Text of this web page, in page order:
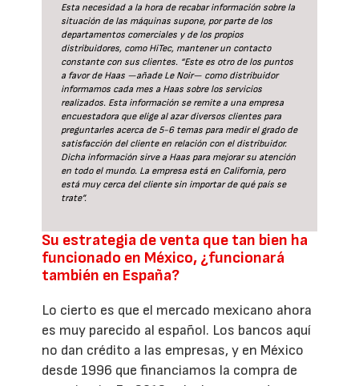
Esta necesidad a la hora de recabar información sobre la
situación de las máquinas supone, por parte de los
departamentos comerciales y de los propios
distribuidores, como HiTec, mantener un contacto
constante con sus clientes. “Este es otro de los puntos
a favor de Haas —añade Le Noir— como distribuidor
informamos cada mes a Haas sobre los servicios
realizados. Esta información se remite a una empresa
encuestadora que elige al azar diversos clientes para
preguntarles acerca de 5-6 temas para medir el grado de
satisfacción del cliente en relación con el distribuidor.
Dicha información sirve a Haas para mejorar su atención
en todo el mundo. La empresa está en California, pero
está muy cerca del cliente sin importar de qué país se
trate”.
Su estrategia de venta que tan bien ha
funcionado en México, ¿funcionará
también en España?
Lo cierto es que el mercado mexicano ahora
es muy parecido al español. Los bancos aquí
no dan crédito a las empresas, y en México
desde 1996 que financiamos la compra de